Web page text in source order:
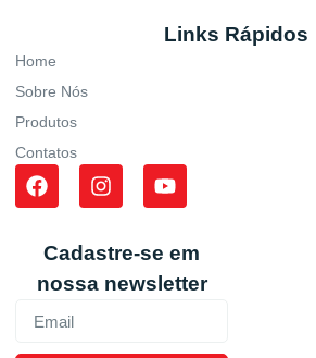
Links Rápidos
Home
Sobre Nós
Produtos
Contatos
Cadastre-se em
nossa newsletter